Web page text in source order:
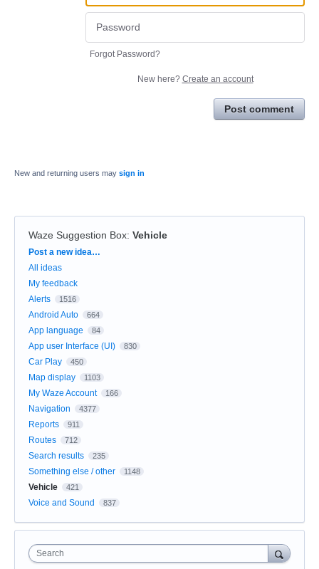
Forgot Password?
New here? Create an account
Post comment
New and returning users may sign in
Waze Suggestion Box: Vehicle
Categories
Post a new idea…
All ideas
My feedback
Alerts
1516
Android Auto 664
App language 84
App user Interface (UI) 830
Car Play 450
Map display 1103
My Waze Account 166
Navigation 4377
Reports 911
Routes 712
Search results 235
Something else / other 1148
Vehicle 421
Voice and Sound 837
Search